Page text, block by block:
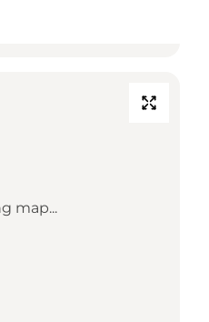
map...